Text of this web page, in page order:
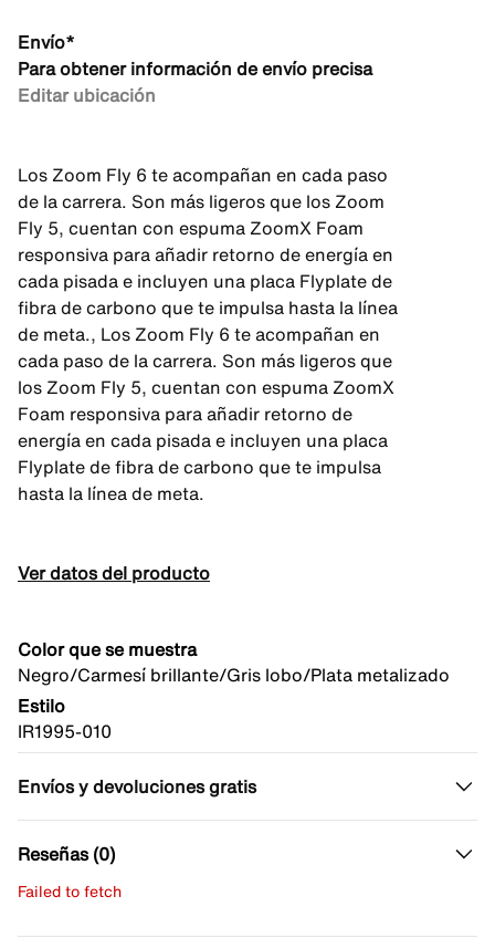
Envío*
Para obtener información de envío precisa
Editar ubicación
Los Zoom Fly 6 te acompañan en cada paso
de la carrera. Son más ligeros que los Zoom
Fly 5, cuentan con espuma ZoomX Foam
responsiva para añadir retorno de energía en
cada pisada e incluyen una placa Flyplate de
fibra de carbono que te impulsa hasta la línea
de meta., Los Zoom Fly 6 te acompañan en
cada paso de la carrera. Son más ligeros que
los Zoom Fly 5, cuentan con espuma ZoomX
Foam responsiva para añadir retorno de
energía en cada pisada e incluyen una placa
Flyplate de fibra de carbono que te impulsa
hasta la línea de meta.
Ver datos del producto
Color que se muestra
Negro/Carmesí brillante/Gris lobo/Plata metalizado
Estilo
IR1995-010
Envíos y devoluciones gratis
Reseñas (0)
Failed to fetch